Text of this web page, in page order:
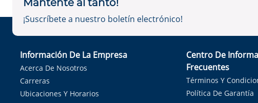
Mantente al tanto!
¡Suscríbete a nuestro boletín electrónico!
Información De La Empresa
Acerca De Nosotros
Carreras
Ubicaciones Y Horarios
Centro De
Frecuentes
Términos Y
Política De Garantía